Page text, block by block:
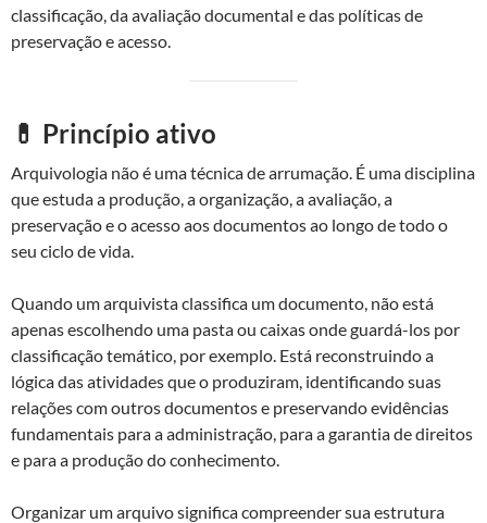
classificação, da avaliação documental e das políticas de
preservação e acesso.
💊 Princípio ativo
Arquivologia não é uma técnica de arrumação. É uma disciplina
que estuda a produção, a organização, a avaliação, a
preservação e o acesso aos documentos ao longo de todo o
seu ciclo de vida.
Quando um arquivista classifica um documento, não está
apenas escolhendo uma pasta ou caixas onde guardá-los por
classificação temático, por exemplo. Está reconstruindo a
lógica das atividades que o produziram, identificando suas
relações com outros documentos e preservando evidências
fundamentais para a administração, para a garantia de direitos
e para a produção do conhecimento.
Organizar um arquivo significa compreender sua estrutura